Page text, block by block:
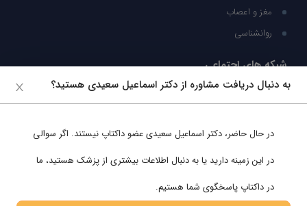
مغز و اعصاب
روانشناسی
شبکه های اجتماعی
ما را در شبکه های اجتماعی دنبال کنید
به دنبال دریافت مشاوره از دکتر اسماعیل سعیدی هستید؟
در حال حاضر، دکتر اسماعیل سعیدیعضو داکتاپ نیستند. اگر سوالی
در این زمینه دارید یا به دنبال اطلاعات بیشتری از پزشک هستید، ما
در داکتاپ پاسخگوی شما هستیم.